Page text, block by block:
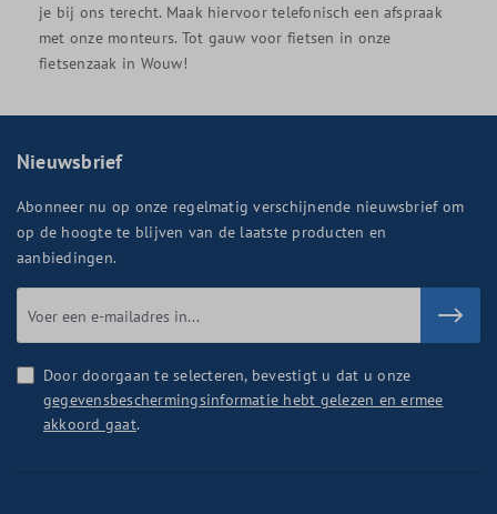
je bij ons terecht. Maak hiervoor telefonisch een afspraak
met onze monteurs. Tot gauw voor fietsen in onze
fietsenzaak in Wouw!
Nieuwsbrief
Abonneer nu op onze regelmatig verschijnende nieuwsbrief om
op de hoogte te blijven van de laatste producten en
aanbiedingen.
Door doorgaan te selecteren, bevestigt u dat u onze
gegevensbeschermingsinformatie hebt gelezen en ermee
akkoord gaat.